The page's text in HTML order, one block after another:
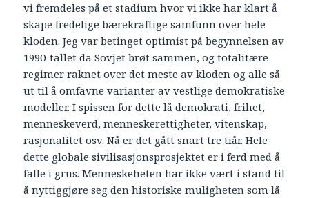
vi fremdeles på et stadium hvor vi ikke har klart å
skape fredelige bærekraftige samfunn over hele
kloden. Jeg var betinget optimist på begynnelsen av
1990-tallet da Sovjet brøt sammen, og totalitære
regimer raknet over det meste av kloden og alle så
ut til å omfavne varianter av vestlige demokratiske
modeller. I spissen for dette lå demokrati, frihet,
menneskeverd, menneskerettigheter, vitenskap,
rasjonalitet osv. Nå er det gått snart tre tiår. Hele
dette globale sivilisasjonsprosjektet er i ferd med å
falle i grus. Menneskeheten har ikke vært i stand til
å nyttiggjøre seg den historiske muligheten som lå